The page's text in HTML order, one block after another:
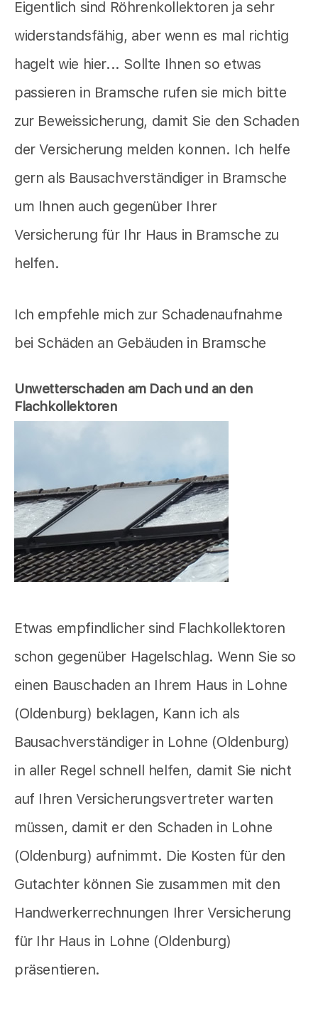
Eigentlich sind Röhrenkollektoren ja sehr
widerstandsfähig, aber wenn es mal richtig
hagelt wie hier... Sollte Ihnen so etwas
passieren in Bramsche rufen sie mich bitte
zur Beweissicherung, damit Sie den Schaden
der Versicherung melden konnen. Ich helfe
gern als Bausachverständiger in Bramsche
um Ihnen auch gegenüber Ihrer
Versicherung für Ihr Haus in Bramsche zu
helfen.
Ich empfehle mich zur Schadenaufnahme
bei Schäden an Gebäuden in Bramsche
Unwetterschaden am Dach und an den
Flachkollektoren
Etwas empfindlicher sind Flachkollektoren
schon gegenüber Hagelschlag. Wenn Sie so
einen Bauschaden an Ihrem Haus in Lohne
(Oldenburg) beklagen, Kann ich als
Bausachverständiger in Lohne (Oldenburg)
in aller Regel schnell helfen, damit Sie nicht
auf Ihren Versicherungsvertreter warten
müssen, damit er den Schaden in Lohne
(Oldenburg) aufnimmt. Die Kosten für den
Gutachter können Sie zusammen mit den
Handwerkerrechnungen Ihrer Versicherung
für Ihr Haus in Lohne (Oldenburg)
präsentieren.